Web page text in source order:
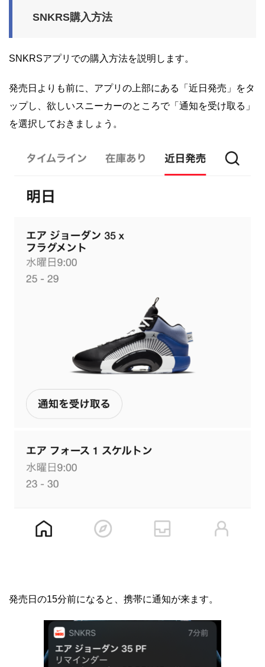
SNKRS購入方法
SNKRSアプリでの購入方法を説明します。
発売日よりも前に、アプリの上部にある「近日発売」をタ
ップし、欲しいスニーカーのところで「通知を受け取る」
を選択しておきましょう。
発売日の15分前になると、携帯に通知が来ます。